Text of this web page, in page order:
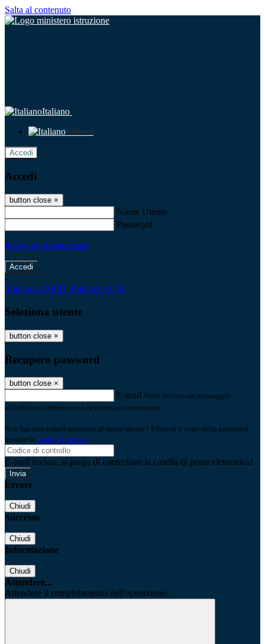
Salta al contenuto
Italiano
Italiano
Accedi
Accedi
button close ×
Nome Utente
Password
Password dimenticata?
-
Entra con SPID Entra con CIE
Seleziona utente
button close ×
Recupero password
button close ×
E-mail Verrà inviato un messaggio
all'indirizzo indicato con le istruzioni necessarie.
Non hai una e-mail associata al nome utente? Effettua il reset della password
tramite la Login Spaggiari
E-mail inviata, si prega di controllare la casella di posta elettronica!
Errore
Chiudi
Successo
Chiudi
Informazione
Chiudi
Attendere...
Attendere il completamento dell'operazione...